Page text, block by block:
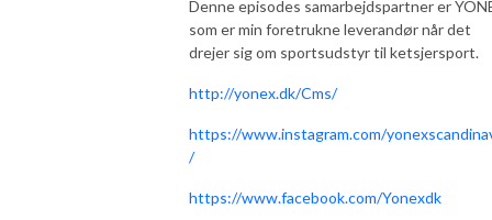
Denne episodes samarbejdspartner er
som er min foretrukne leverandør når det
drejer sig om sportsudstyr til ketsjersport.
http://yonex.dk/Cms/
https://www.instagram.com/
/
https://www.facebook.com/Yonexdk